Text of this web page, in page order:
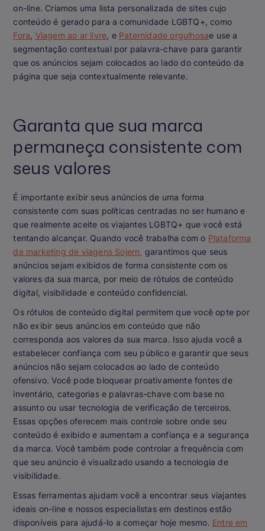
on-line. Criamos uma lista personalizada de sites cujo
conteúdo é gerado para a comunidade LGBTQ+, como
Fora, Viagem ao ar livre, e Paternidade orgulhosae use a
segmentação contextual por palavra-chave para garantir
que os anúncios sejam colocados ao lado do conteúdo da
página que seja contextualmente relevante.
Garanta que sua marca
permaneça consistente com
seus valores
É importante exibir seus anúncios de uma forma
consistente com suas políticas centradas no ser humano e
que realmente aceite os viajantes LGBTQ+ que você está
tentando alcançar. Quando você trabalha com o Plataforma
de marketing de viagens Sojern, garantimos que seus
anúncios sejam exibidos de forma consistente com os
valores da sua marca, por meio de rótulos de conteúdo
digital, visibilidade e conteúdo confidencial.
Os rótulos de conteúdo digital permitem que você opte por
não exibir seus anúncios em conteúdo que não
corresponda aos valores da sua marca. Isso ajuda você a
estabelecer confiança com seu público e garantir que seus
anúncios não sejam colocados ao lado de conteúdo
ofensivo. Você pode bloquear proativamente fontes de
inventário, categorias e palavras-chave com base no
assunto ou usar tecnologia de verificação de terceiros.
Essas opções oferecem mais controle sobre onde seu
conteúdo é exibido e aumentam a confiança e a segurança
da marca. Você também pode controlar a frequência com
que seu anúncio é visualizado usando a tecnologia de
visibilidade.
Essas ferramentas ajudam você a encontrar seus viajantes
ideais on-line e nossos especialistas em destinos estão
disponíveis para ajudá-lo a começar hoje mesmo. Entre em